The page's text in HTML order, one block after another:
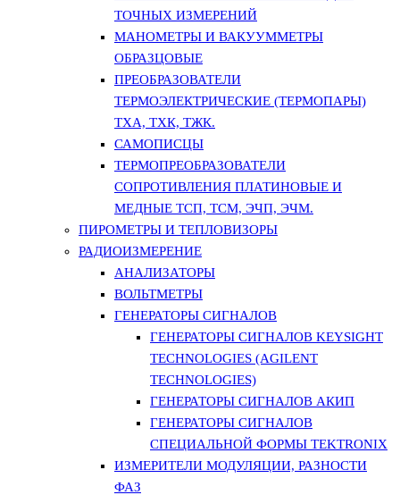
ТОЧНЫХ ИЗМЕРЕНИЙ
МАНОМЕТРЫ И ВАКУУММЕТРЫ
ОБРАЗЦОВЫЕ
ПРЕОБРАЗОВАТЕЛИ
ТЕРМОЭЛЕКТРИЧЕСКИЕ (ТЕРМОПАРЫ)
ТХА, ТХК, ТЖК.
САМОПИСЦЫ
ТЕРМОПРЕОБРАЗОВАТЕЛИ
СОПРОТИВЛЕНИЯ ПЛАТИНОВЫЕ И
МЕДНЫЕ ТСП, ТСМ, ЭЧП, ЭЧМ.
ПИРОМЕТРЫ И ТЕПЛОВИЗОРЫ
РАДИОИЗМЕРЕНИЕ
АНАЛИЗАТОРЫ
ВОЛЬТМЕТРЫ
ГЕНЕРАТОРЫ СИГНАЛОВ
ГЕНЕРАТОРЫ СИГНАЛОВ KEYSIGHT
TECHNOLOGIES (AGILENT
TECHNOLOGIES)
ГЕНЕРАТОРЫ СИГНАЛОВ АКИП
ГЕНЕРАТОРЫ СИГНАЛОВ
СПЕЦИАЛЬНОЙ ФОРМЫ TEKTRONIX
ИЗМЕРИТЕЛИ МОДУЛЯЦИИ, РАЗНОСТИ
ФАЗ